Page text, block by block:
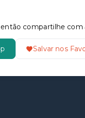
compartilhe
Salvar nos